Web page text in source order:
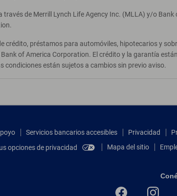
través de Merrill Lynch Life Agency Inc. (MLLA) y/o
crédito, préstamos para automóviles, hipotecarios y
of America Corporation. El crédito y la garantía
condiciones están sujetos a cambios sin previo aviso.
Servicios bancarios accesibles Privacidad
opciones de privacidad
Mapa del sitio